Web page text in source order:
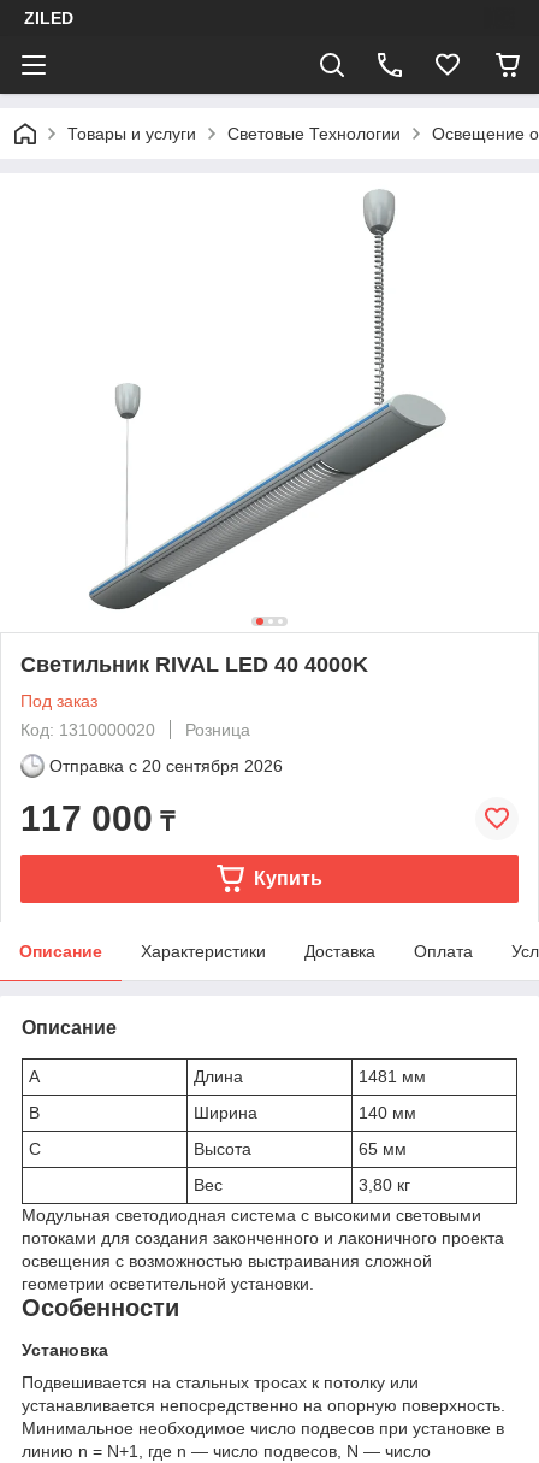
ZILED
Товары и услуги Световые Технологии Освещение
Светильник RIVAL LED 40 4000K
Под заказ
Код: 1310000020
Розница
Отправка с 20 сентября 2026
117 000 ₸
Купить
Описание Характеристики Доставка Оплата
Описание
A Длина
1481 мм
B
Ширина
140 мм
C
Высота
65 мм
Вес
3,80 кг
Модульная светодиодная система с высокими световыми
потоками для создания законченного и лаконичного проекта
освещения с возможностью выстраивания сложной
геометрии осветительной установки.
Особенности
Установка
Подвешивается на стальных тросах к потолку или
устанавливается непосредственно на опорную поверхность.
Минимальное необходимое число подвесов при установке в
линию n = N+1, где n — число подвесов, N — число